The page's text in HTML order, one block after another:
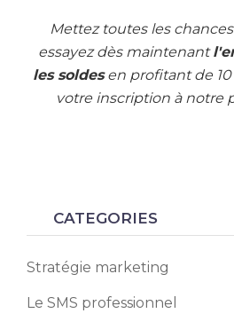
Mettez toutes les
essayez dès maintenant
les soldesen profitant de 10
votre inscription à notre
CATEGORIES
Stratégie marketing
Le SMS professionnel